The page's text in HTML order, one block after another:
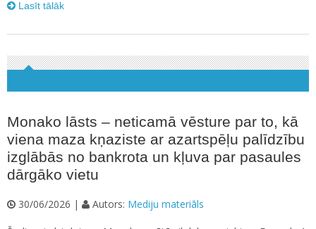
Lasīt tālāk
Monako lāsts – neticamā vēsture par to, kā
viena maza kņaziste ar azartspēļu palīdzību
izglābās no bankrota un kļuva par pasaules
dārgāko vietu
30/06/2026 | Autors: Mediju materiāls